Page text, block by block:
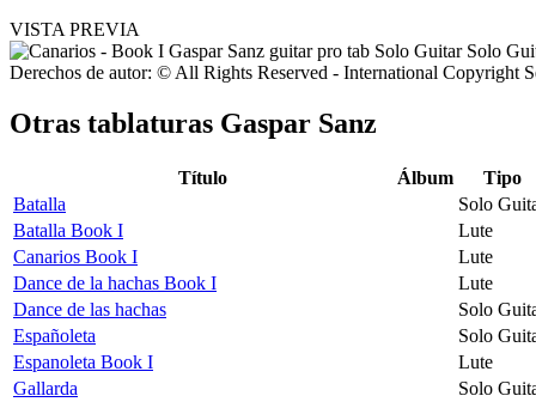
VISTA PREVIA
Derechos de autor: © All Rights Reserved - International Copyright
Otras tablaturas Gaspar Sanz
Título Álbum
Tipo
Batalla
Solo
Batalla Book I
Lute
Canarios Book I
Lute
Dance de la hachas Book I
Lute
Dance de las hachas
Solo
Españoleta
Solo
Espanoleta Book I
Lute
Gallarda
Solo